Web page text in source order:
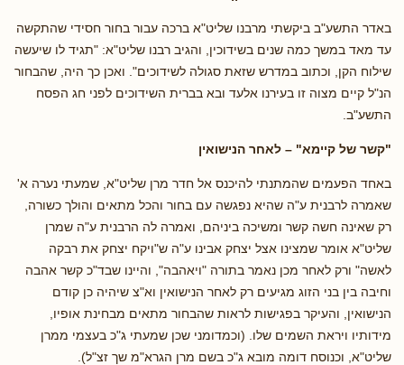
באדר התשע"ב ביקשתי מרבנו שליט"א ברכה עבור בחור חסידי שהתקשה
עד מאד במשך כמה שנים בשידוכין, והגיב רבנו שליט"א: "תגיד לו שיעשה
שילוח הקן, וכתוב במדרש שזאת סגולה לשידוכים". ואכן כך היה, שהבחור
הנ"ל קיים מצוה זו בעירנו אלעד ובא בברית השידוכים לפני חג הפסח
התשע"ב.
"קשר של קיימא" – לאחר הנישואין
באחד הפעמים שהמתנתי להיכנס אל חדר מרן שליט"א, שמעתי נערה א'
שאמרה לרבנית ע"ה שהיא נפגשה עם בחור והכל מתאים והולך כשורה,
רק שאינה חשה קשר ומשיכה ביניהם, ואמרה לה הרבנית ע"ה שמרן
שליט"א אומר שמצינו אצל יצחק אבינו ע"ה ש"ויקח יצחק את רבקה
לאשה" ורק לאחר מכן נאמר בתורה "ויאהבה", והיינו שבד"כ קשר אהבה
וחיבה בין בני הזוג מגיעים רק לאחר הנישואין וא"צ שיהיה כן קודם
הנישואין, והעיקר בפגישות לראות שהבחור מתאים מבחינת אופיו,
מידותיו ויראת השמים שלו. (וכמדומני שכן שמעתי ג"כ בעצמי ממרן
שליט"א, וכנוסח דומה מובא ג"כ בשם מרן הגרא"מ שך זצ"ל).